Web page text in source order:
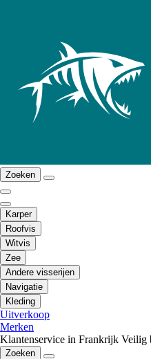
Zoeken
Karper
Roofvis
Witvis
Zee
Andere visserijen
Navigatie
Kleding
Uitverkoop
Merken
Klantenservice in Frankrijk Veilig
Zoeken